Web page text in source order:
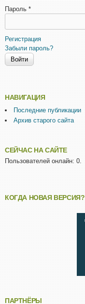
Пароль *
Регистрация
Забыли пароль?
НАВИГАЦИЯ
Последние публикации
Архив старого сайта
СЕЙЧАС НА САЙТЕ
Пользователей онлайн: 0.
КОГДА НОВАЯ ВЕРСИЯ?
ПАРТНЁРЫ